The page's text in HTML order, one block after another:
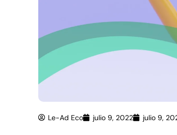
Le-Ad Eco julio 9, 2022 julio 9,